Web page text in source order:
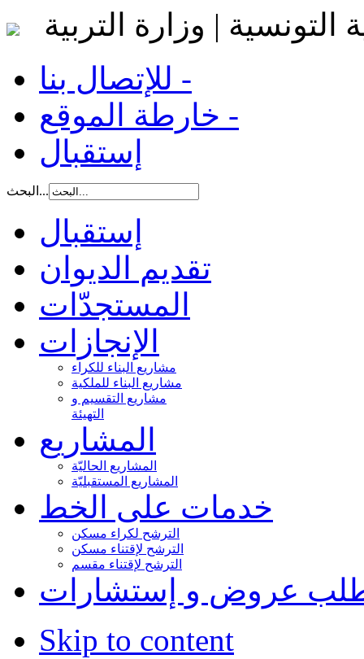
التونسية | وزارة التربية
للإتصال بنا -
خارطة الموقع -
إستقبال
البحث...
إستقبال
تقديم الديوان
المستجدّات
الإنجازات
مشاريع البناء للكراء
مشاريع البناء للملكية
مشاريع التقسيم و
التهيئة
المشاريع
المشاريع الحاليّة
المشاريع المستقبليّة
خدمات على الخط
الترشح لكراء مسكن
الترشح لإقتناء مسكن
الترشح لإقتناء مقسم
عروض و إستشارات
Skip to content